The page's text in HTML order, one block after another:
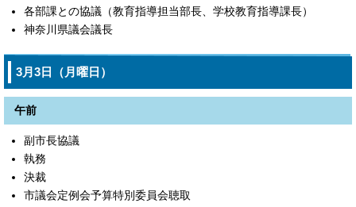
各部課との協議（教育指導担当部長、学校教育指導課長）
神奈川県議会議長
3月3日（月曜日）
午前
副市長協議
執務
決裁
市議会定例会予算特別委員会聴取